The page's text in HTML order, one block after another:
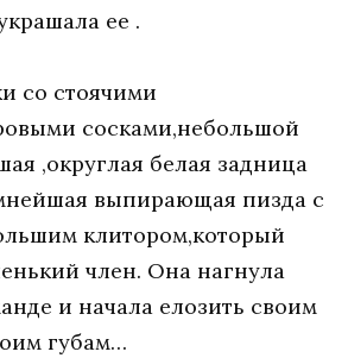
ее .
со стоячими
сосками,небольшой
,округлая белая задница
выпирающая пизда с
клитором,который
член. Она нагнула
и начала елозить своим
губам…